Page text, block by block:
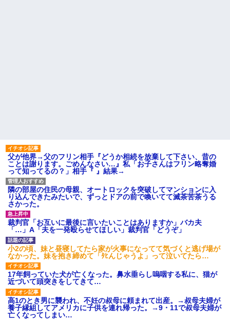
父が他界→父のフリン相手『どうか相続を放棄して下さい、昔の
ことは謝ります。ごめんなさい…』私「お子さんはフリン略奪婚
って知ってるの？」相手『 』結果→
隣の部屋の住民の母親、オートロックを突破してマンションに入
り込んできたみたいで、ずっとドアの前で喚いてて滅茶苦茶うる
さかった。
裁判官「お互いに最後に言いたいことはありますか」バカ夫
「…」A「夫を一発殴らせてほしい」裁判官「どうぞ」
小2の頃、妹と昼寝してたら家が火事になってて気づくと逃げ場が
なかった。妹を抱き締めて「ﾀﾋんじゃうよ」って泣いてたら…
17年飼っていた犬が亡くなった。鼻水垂らし嗚咽する私に、猫が
近づいて頭突きをしてきて…
高1のとき男に襲われ、不妊の叔母に頼まれて出産。→叔母夫婦が
養子縁組してアメリカに子供を連れ帰った。→9・11で叔母夫婦が
亡くなってしまい…